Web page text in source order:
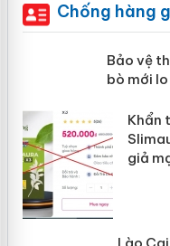
Chống hàng
Bảo
“mất